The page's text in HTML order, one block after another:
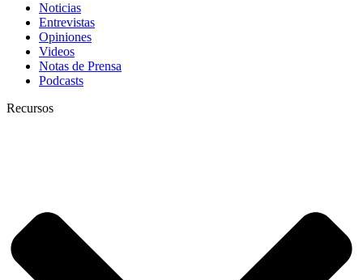
Noticias
Entrevistas
Opiniones
Videos
Notas de Prensa
Podcasts
Recursos